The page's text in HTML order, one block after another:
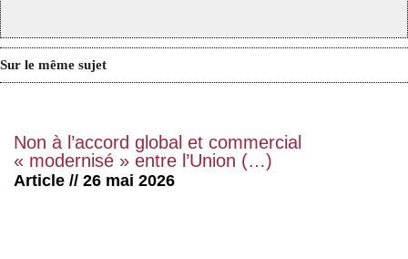
Sur le même sujet
Non à l’accord global et commercial
« modernisé » entre l’Union (…)
Article // 26 mai 2026